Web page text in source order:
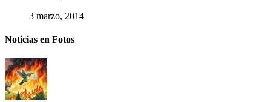
3 marzo, 2014
Noticias en Fotos